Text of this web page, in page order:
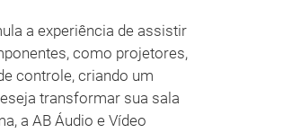
a experiência de assistir
como projetores,
controle, criando um
transformar sua sala
a AB Áudio e Vídeo